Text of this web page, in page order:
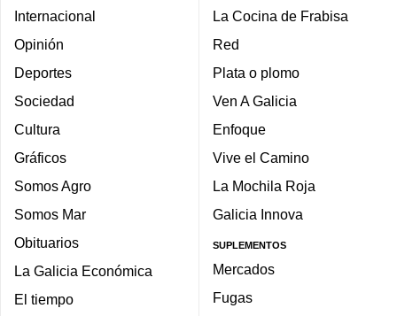
Internacional
Opinión
Deportes
Sociedad
Cultura
Gráficos
Somos Agro
Somos Mar
Obituarios
La Galicia Económica
El tiempo
La Cocina de Frabisa
Red
Plata o plomo
Ven A Galicia
Enfoque
Vive el Camino
La Mochila Roja
Galicia Innova
SUPLEMENTOS
Mercados
Fugas